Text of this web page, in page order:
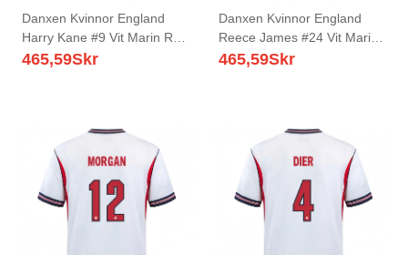
Danxen Kvinnor England
Harry Kane #9 Vit Marin Röd
Hemmatröja Matchtröjor 26-
465,59Skr
Danxen Kvinnor England
Reece James #24 Vit Marin
Röd Hemmatröja Matchtröjor
465,59Skr